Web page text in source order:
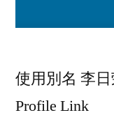
使用別名 李
Profile Link